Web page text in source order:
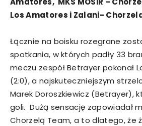
Los Amatores i Zalani-
Łącznie na boisku rozegrane
spotkania, w których padły 33
meczu zespół Betrayer pokonał
(2:0), a najskuteczniejszym
Marek Doroszkiewicz (Betrayer),
goli. Dużą sensację zapowiadał
Chorzelą Team, a to dlatego, że